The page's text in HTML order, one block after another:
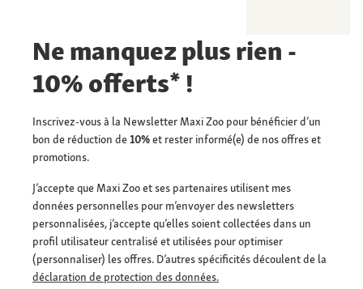
Ne manquez plus rien -
10% offerts* !
Inscrivez-vous à la Newsletter Maxi Zoo pour bénéficier d’un
bon de réduction de10%et rester informé(e) de nos offres et
promotions.
J’accepte que Maxi Zoo et ses partenaires utilisent mes
données personnelles pour m’envoyer des newsletters
personnalisées, j’accepte qu’elles soient collectées dans un
profil utilisateur centralisé et utilisées pour optimiser
(personnaliser) les offres. D’autres spécificités découlent de la
déclaration de protection des données.